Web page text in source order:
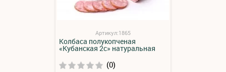
Артикул:1865
Колбаса полукопченая
«Кубанская 2с» натуральная
(0)